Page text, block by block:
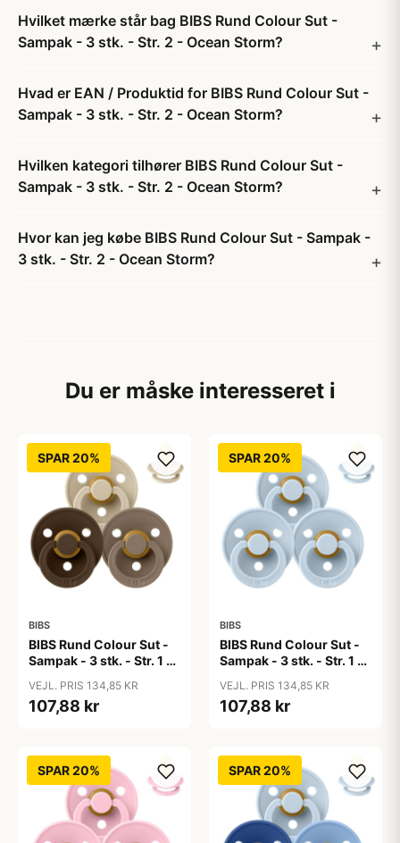
Hvilket mærke står bag BIBS Rund Colour Sut -
Sampak - 3 stk. - Str. 2 - Ocean Storm?
Hvad er EAN / Produktid for BIBS Rund Colour Sut -
Sampak - 3 stk. - Str. 2 - Ocean Storm?
Hvilken kategori tilhører BIBS Rund Colour Sut -
Sampak - 3 stk. - Str. 2 - Ocean Storm?
Hvor kan jeg købe BIBS Rund Colour Sut - Sampak -
3 stk. - Str. 2 - Ocean Storm?
Du er måske interesseret i
SPAR 20%
BIBS
BIBS Rund Colour Sut -
Sampak - 3 stk. - Str. 1 -
VEJL. PRIS 134,85 KR
107,88 kr
SPAR 20%
BIBS
BIBS Rund Colour Sut -
Sampak - 3 stk. - Str. 1 -
VEJL. PRIS 134,85 KR
107,88 kr
SPAR 20% SPAR 20%